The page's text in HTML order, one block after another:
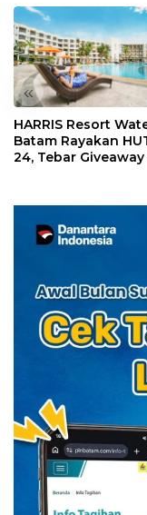
«
HARRIS Resort
Batam Rayakan
24, Tebar